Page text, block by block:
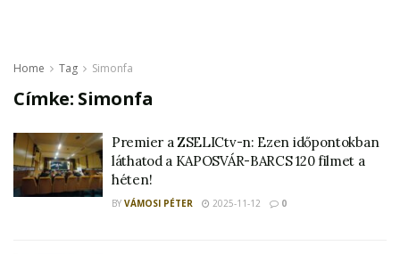
Home Tag Simonfa
Címke: Simonfa
Premier a ZSELICtv-n: Ezen időpontokban
láthatod a KAPOSVÁR-BARCS 120 filmet a
héten!
BY VÁMOSI PÉTER 2025-11-12 0